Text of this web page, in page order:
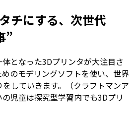
チにする、次世代
”
となった3Dプリンタが大注目さ
のモデリングソフトを使い、世界
していきます。（クラフトマンア
児童は探究型学習内でも3Dプリ